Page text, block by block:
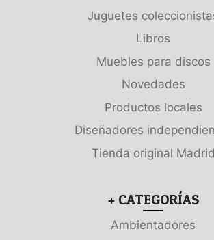
Juguetes
Libros
Muebles para discos
Novedades
Productos locales
Diseñadores
Tienda original Madrid
+ CATEGORÍAS
Ambientadores